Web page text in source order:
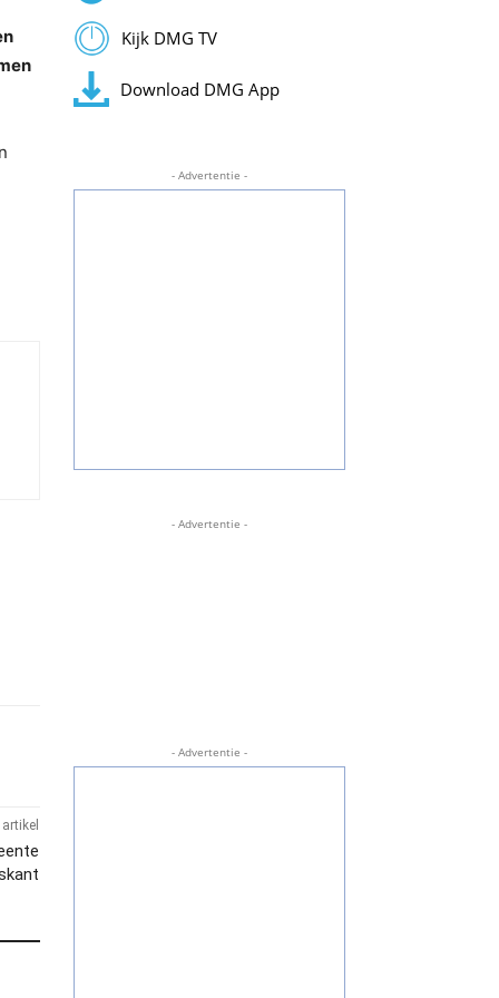
Kijk DMG TV
Download DMG App
- Advertentie -
- Advertentie -
- Advertentie -